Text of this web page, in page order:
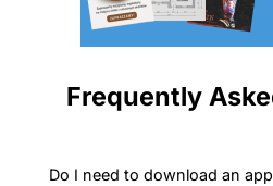
Frequently
Do I need to download an